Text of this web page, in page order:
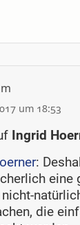
um 18:53
Ingrid
:
eine
die